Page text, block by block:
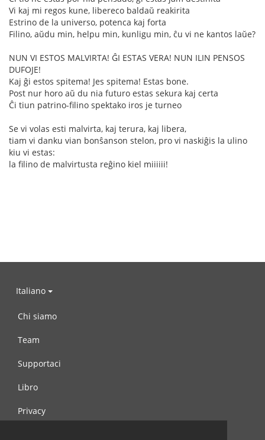
Vi kaj mi regos kune, libereco baldaŭ reakirita
Estrino de la universo, potenca kaj forta
Filino, aŭdu min, helpu min, kunligu min, ĉu vi ne kantos laŭe?
NUN VI ESTOS MALVIRTA! ĜI ESTAS VERA! NUN ILIN PENSOS
DUFOJE!
Kaj ĝi estos spitema! Jes spitema! Estas bone.
Post nur horo aŭ du nia futuro estas sekura kaj certa
Ĉi tiun patrino-filino spektako iros je turneo
Se vi volas esti malvirta, kaj terura, kaj libera,
tiam vi danku vian bonŝanson stelon, pro vi naskiĝis la ulino
kiu vi estas:
la filino de malvirtusta reĝino kiel miiiiii!
Italiano
Chi siamo
Team
Supportaci
Libro
Privacy